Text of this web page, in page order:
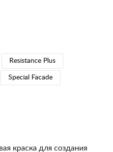
Resistance Plus
Special Faсade
краска для создания